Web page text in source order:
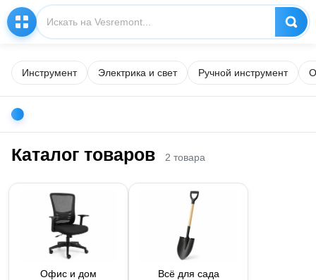
Инструмент Электрика и свет Ручной инструмент
Каталог товаров 2 товара
Офис и дом Всё для сада